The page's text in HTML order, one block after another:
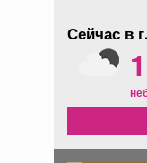
Сейчас в